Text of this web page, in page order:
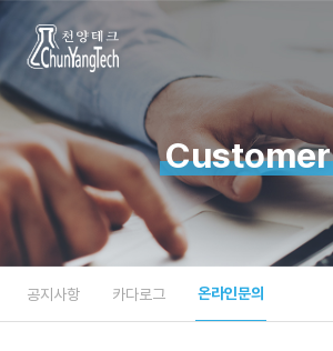
Customer
공지사항 카다로그 온라인문의